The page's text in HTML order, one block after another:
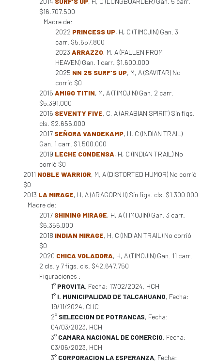
$16.707.500
Madre de:
2022 PRINCESS UP, H, C (TIMOJIN) Gan. 3
carr. $5.657.800
2023 ARRAZZO, M, A (FALLEN FROM
HEAVEN) Gan. 1 carr. $1.600.000
2025 NN 25 SURF'S UP, M, A (SAVITAR) No
corrió $0
2015 AMIGO TITIN, M, A (TIMOJIN) Gan. 2 carr.
$5.391.000
2016 SEVENTY FIVE, C, A (ARABIAN SPIRIT) Sin figs.
cls. $2.655.000
2017 SEÑORA VANDEKAMP, H, C (INDIAN TRAIL)
Gan. 1 carr. $1.500.000
2019 LECHE CONDENSA, H, C (INDIAN TRAIL) No
corrió $0
2011 NOBLE WARRIOR, M, A (DISTORTED HUMOR) No corrió
$0
2013 LA MIRAGE, H, A (ARAGORN II) Sin figs. cls. $1.300.000
Madre de:
2017 SHINING MIRAGE, H, A (TIMOJIN) Gan. 3 carr.
$6.356.000
2018 INDIAN MIRAGE, H, C (INDIAN TRAIL) No corrió
$0
2020 CHICA VOLADORA, H, A (TIMOJIN) Gan. 11 carr.
2 cls. y 7 figs. cls. $42.647.750
Figuraciones :
1° PROVITA, Fecha: 17/02/2024, HCH
1° I. MUNICIPALIDAD DE TALCAHUANO, Fecha:
19/11/2024, CHC
2° SELECCION DE POTRANCAS, Fecha:
04/03/2023, HCH
3° CAMARA NACIONAL DE COMERCIO, Fecha:
03/06/2023, HCH
3° CORPORACION LA ESPERANZA, Fecha: